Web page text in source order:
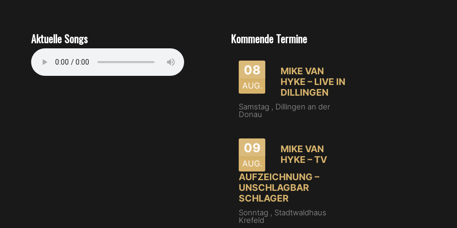
Aktuelle Songs Kommende Termine
08
AUG.
MIKE VAN
HYKE – LIVE IN
DILLINGEN
Samstag , Dillingen an der
Donau
09
AUG.
MIKE VAN
HYKE – TV
AUFZEICHNUNG –
UNSCHLAGBAR
SCHLAGER
Sonntag , Stadtwaldhaus
Krefeld